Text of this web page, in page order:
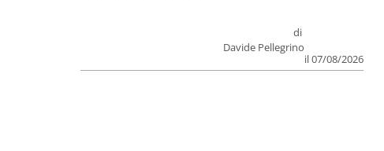
di
Davide Pellegrino
il 07/08/2026